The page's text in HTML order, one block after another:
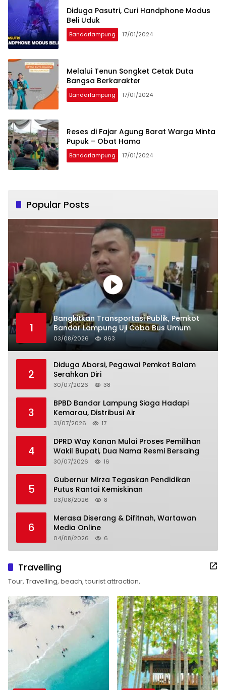
Diduga Pasutri, Curi Handphone Modus
Beli Uduk
Bandarlampung 17/01/2024
Melalui Tenun Songket Cetak Duta
Bangsa Berkarakter
Bandarlampung 17/01/2024
Reses di Fajar Agung Barat Warga Minta
Pupuk – Obat Hama
Bandarlampung 17/01/2024
Popular Posts
1
Bangkitkan Transportasi Publik, Pemkot
Bandar Lampung Uji Coba Bus Umum
03/08/2026 863
2
Diduga Aborsi, Pegawai Pemkot Balam
Serahkan Diri
30/07/2026 38
3
BPBD Bandar Lampung Siaga Hadapi
Kemarau, Distribusi Air
31/07/2026 17
4
DPRD Way Kanan Mulai Proses Pemilihan
Wakil Bupati, Dua Nama Resmi Bersaing
30/07/2026 16
5
Gubernur Mirza Tegaskan Pendidikan
Putus Rantai Kemiskinan
03/08/2026 8
6
Merasa Diserang & Difitnah, Wartawan
Media Online
04/08/2026 6
Travelling
Tour, Travelling, beach, tourist attraction,